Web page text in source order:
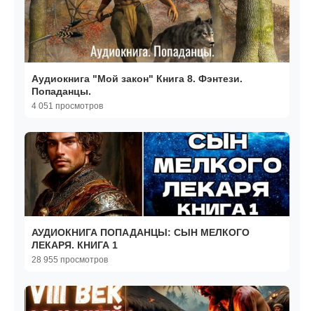
Аудиокнига "Мой закон" Книга 8. Фэнтези.
Попаданцы.
4 051 просмотров
АУДИОКНИГА ПОПАДАНЦЫ: СЫН МЕЛКОГО
ЛЕКАРЯ. КНИГА 1
28 955 просмотров